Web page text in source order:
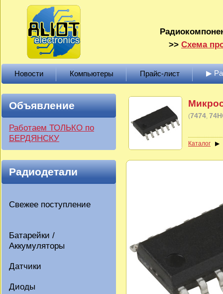
>> Схема
Новости Компьютеры Прайс-лист ▶
Объявление
Работаем ТОЛЬКО по
БЕРДЯНСКУ
Радиодетали
Свежее поступление
Батарейки /
Аккумуляторы
Датчики
Диоды
(7474
Каталог